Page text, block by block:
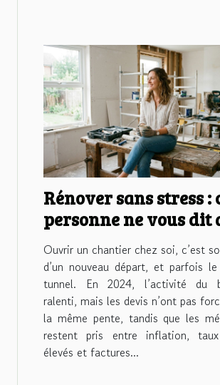
Rénover sans stress :
personne ne vous dit
d’ouvrir un chantier
Ouvrir un chantier chez soi, c’est
d’un nouveau départ, et parfois le
tunnel. En 2024, l’activité du
ralenti, mais les devis n’ont pas
la même pente, tandis que les
restent pris entre inflation,
élevés et factures...